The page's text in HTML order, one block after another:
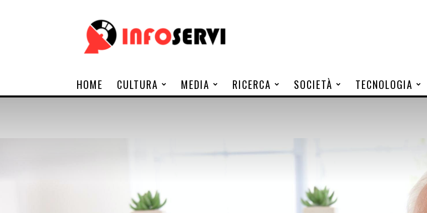
HOME CULTURA MEDIA RICERCA SOCIETÀ TECNOLOGIA